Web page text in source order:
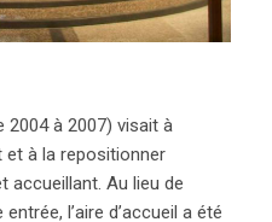
2004 à 2007) visait à
et à la repositionner
accueillant. Au lieu de
l’aire d’accueil a été